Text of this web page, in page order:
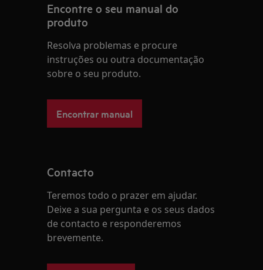
Encontre o seu manual do
produto
Resolva problemas e procure
instruções ou outra documentação
sobre o seu produto.
Encontrar manual
Contacto
Teremos todo o prazer em ajudar.
Deixe a sua pergunta e os seus dados
de contacto e responderemos
brevemente.